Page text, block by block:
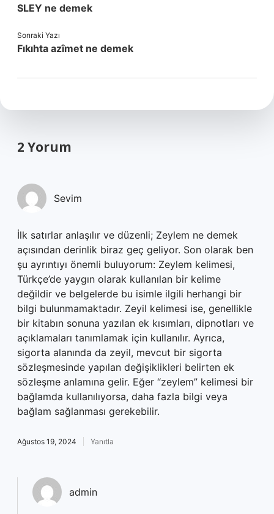
SLEY ne demek
Sonraki Yazı
Fıkıhta azîmet ne demek
2 Yorum
Sevim
İlk satırlar anlaşılır ve düzenli; Zeylem ne demek
açısından derinlik biraz geç geliyor. Son olarak ben
şu ayrıntıyı önemli buluyorum: Zeylem kelimesi,
Türkçe’de yaygın olarak kullanılan bir kelime
değildir ve belgelerde bu isimle ilgili herhangi bir
bilgi bulunmamaktadır. Zeyil kelimesi ise, genellikle
bir kitabın sonuna yazılan ek kısımları, dipnotları ve
açıklamaları tanımlamak için kullanılır. Ayrıca,
sigorta alanında da zeyil, mevcut bir sigorta
sözleşmesinde yapılan değişiklikleri belirten ek
sözleşme anlamına gelir. Eğer “zeylem” kelimesi bir
bağlamda kullanılıyorsa, daha fazla bilgi veya
bağlam sağlanması gerekebilir.
Ağustos 19, 2024 Yanıtla
admin